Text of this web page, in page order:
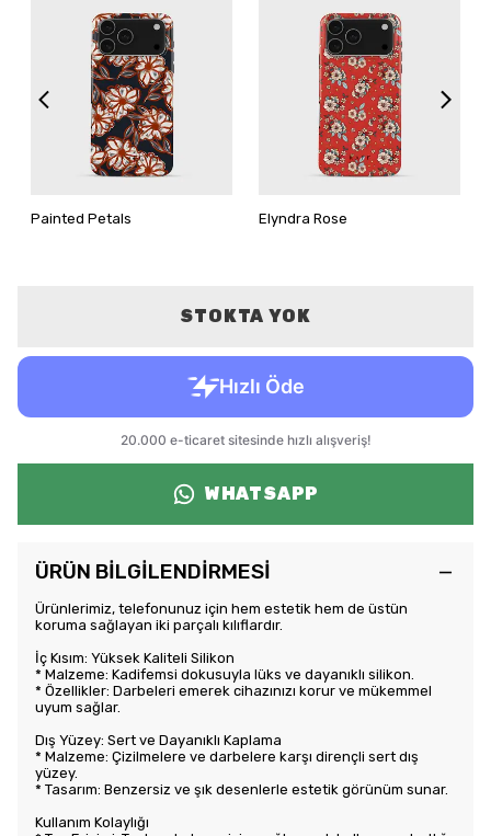
Painted Petals Elyndra Rose
STOKTA YOK
WHATSAPP
ÜRÜN BİLGİLENDİRMESİ
Ürünlerimiz, telefonunuz için hem estetik hem de üstün
koruma sağlayan iki parçalı kılıflardır.
İç Kısım: Yüksek Kaliteli Silikon
* Malzeme: Kadifemsi dokusuyla lüks ve dayanıklı silikon.
* Özellikler: Darbeleri emerek cihazınızı korur ve mükemmel
uyum sağlar.
Dış Yüzey: Sert ve Dayanıklı Kaplama
* Malzeme: Çizilmelere ve darbelere karşı dirençli sert dış
yüzey.
* Tasarım: Benzersiz ve şık desenlerle estetik görünüm sunar.
Kullanım Kolaylığı